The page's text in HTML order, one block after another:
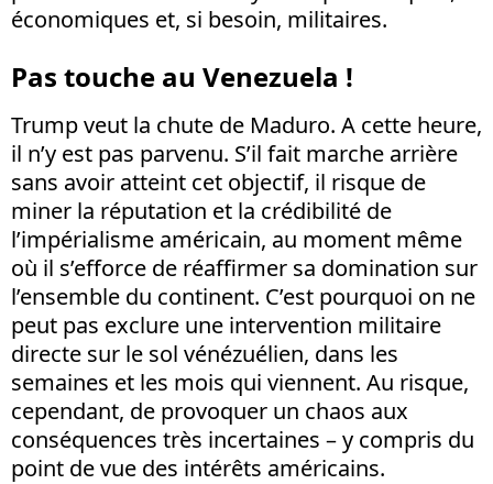
économiques et, si besoin, militaires.
Pas touche au Venezuela !
Trump veut la chute de Maduro. A cette heure,
il n’y est pas parvenu. S’il fait marche arrière
sans avoir atteint cet objectif, il risque de
miner la réputation et la crédibilité de
l’impérialisme américain, au moment même
où il s’efforce de réaffirmer sa domination sur
l’ensemble du continent. C’est pourquoi on ne
peut pas exclure une intervention militaire
directe sur le sol vénézuélien, dans les
semaines et les mois qui viennent. Au risque,
cependant, de provoquer un chaos aux
conséquences très incertaines – y compris du
point de vue des intérêts américains.